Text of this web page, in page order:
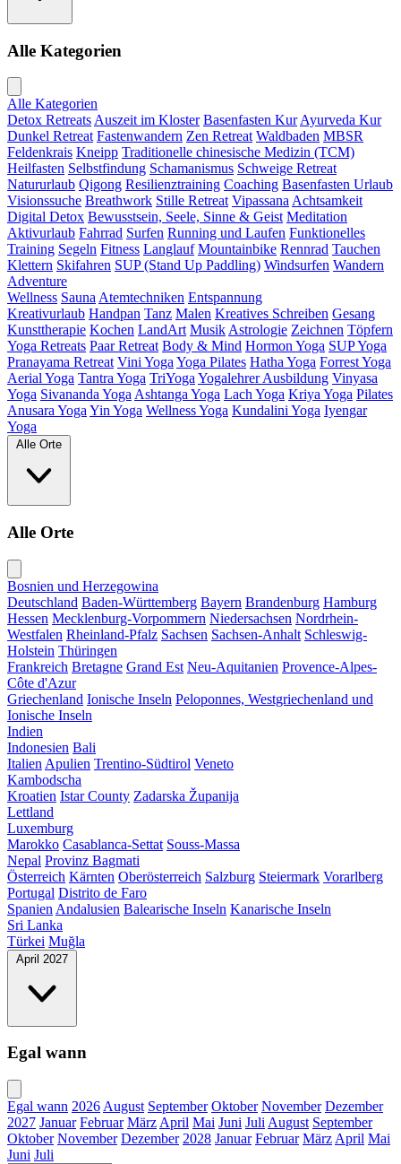
Alle Kategorien
Alle Kategorien
Detox Retreats Auszeit im Kloster Basenfasten Kur Ayurveda Kur
Dunkel Retreat Fastenwandern Zen Retreat Waldbaden MBSR
Feldenkrais Kneipp Traditionelle chinesische Medizin (TCM)
Heilfasten Selbstfindung Schamanismus Schweige Retreat
Natururlaub Qigong Resilienztraining Coaching Basenfasten Urlaub
Visionssuche Breathwork Stille Retreat Vipassana Achtsamkeit
Digital Detox Bewusstsein, Seele, Sinne & Geist Meditation
Aktivurlaub Fahrrad Surfen Running und Laufen Funktionelles
Training Segeln Fitness Langlauf Mountainbike Rennrad Tauchen
Klettern Skifahren SUP (Stand Up Paddling) Windsurfen Wandern
Adventure
Wellness Sauna Atemtechniken Entspannung
Kreativurlaub Handpan Tanz Malen Kreatives Schreiben Gesang
Kunsttherapie Kochen LandArt Musik Astrologie Zeichnen Töpfern
Yoga Retreats Paar Retreat Body & Mind Hormon Yoga SUP Yoga
Pranayama Retreat Vini Yoga Yoga Pilates Hatha Yoga Forrest Yoga
Aerial Yoga Tantra Yoga TriYoga Yogalehrer Ausbildung Vinyasa
Yoga Sivananda Yoga Ashtanga Yoga Lach Yoga Kriya Yoga Pilates
Anusara Yoga Yin Yoga Wellness Yoga Kundalini Yoga Iyengar
Yoga
Alle Orte
Alle Orte
Bosnien und Herzegowina
Deutschland Baden-Württemberg Bayern Brandenburg Hamburg
Hessen Mecklenburg-Vorpommern Niedersachsen Nordrhein-
Westfalen Rheinland-Pfalz Sachsen Sachsen-Anhalt Schleswig-
Holstein Thüringen
Frankreich Bretagne Grand Est Neu-Aquitanien Provence-Alpes-
Côte d'Azur
Griechenland Ionische Inseln Peloponnes, Westgriechenland und
Ionische Inseln
Indien
Indonesien Bali
Italien Apulien Trentino-Südtirol Veneto
Kambodscha
Kroatien Istar County Zadarska Županija
Lettland
Luxemburg
Marokko Casablanca-Settat Souss-Massa
Nepal Provinz Bagmati
Österreich Kärnten Oberösterreich Salzburg Steiermark Vorarlberg
Portugal Distrito de Faro
Spanien Andalusien Balearische Inseln Kanarische Inseln
Sri Lanka
Türkei Muğla
April 2027
Egal wann
Egal wann 2026 August September Oktober November Dezember
2027 Januar Februar März April Mai Juni Juli August September
Oktober November Dezember 2028 Januar Februar März April Mai
Juni Juli